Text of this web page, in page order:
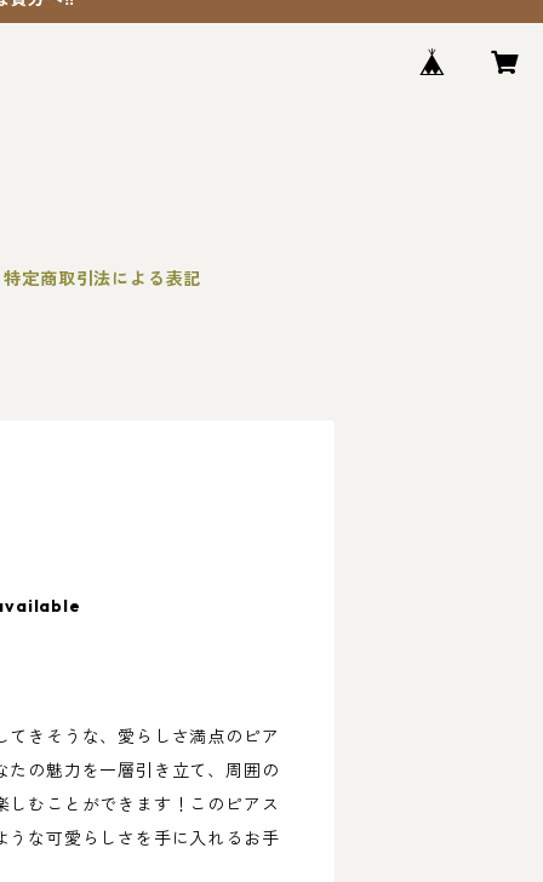
特定商取引法による表記
てきそうな、愛らしさ満点のピア
たの魅力を一層引き立て、周囲の
しむことができます！このピアス
うな可愛らしさを手に入れるお手